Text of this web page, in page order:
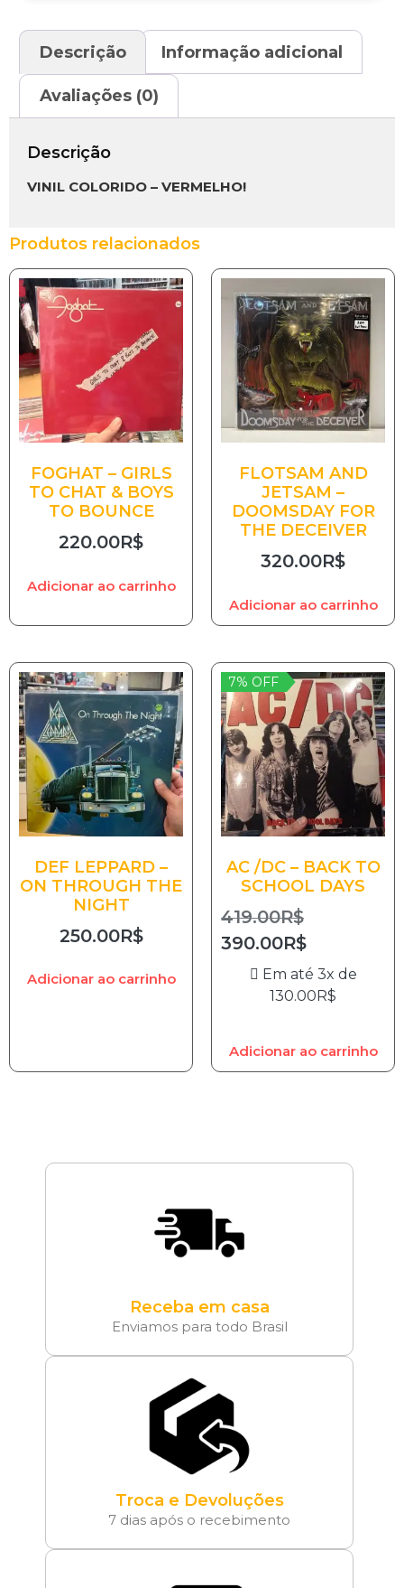
Descrição Informação adicional
Avaliações (0)
Descrição
VINIL COLORIDO – VERMELHO!
Produtos relacionados
FOGHAT – GIRLS
TO CHAT & BOYS
TO BOUNCE
220.00R$
Adicionar ao carrinho
FLOTSAM AND
JETSAM –
DOOMSDAY FOR
THE DECEIVER
320.00R$
Adicionar ao carrinho
DEF LEPPARD –
ON THROUGH THE
NIGHT
250.00R$
Adicionar ao carrinho
7% OFF
AC /DC – BACK TO
SCHOOL DAYS
419.00R$
390.00R$
Em até 3x de
130.00R$
Adicionar ao carrinho
Receba em casa
Enviamos para todo Brasil
Troca e Devoluções
7 dias após o recebimento